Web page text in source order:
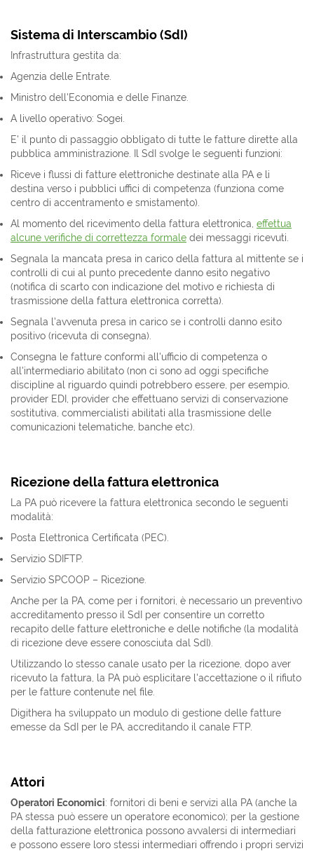
Sistema di Interscambio (SdI)
Infrastruttura gestita da:
Agenzia delle Entrate.
Ministro dell'Economia e delle Finanze.
A livello operativo: Sogei.
E' il punto di passaggio obbligato di tutte le fatture dirette alla
pubblica amministrazione. Il SdI svolge le seguenti funzioni:
Riceve i flussi di fatture elettroniche destinate alla PA e li
destina verso i pubblici uffici di competenza (funziona come
centro di accentramento e smistamento).
Al momento del ricevimento della fattura elettronica, effettua
alcune verifiche di correttezza formale dei messaggi ricevuti.
Segnala la mancata presa in carico della fattura al mittente se i
controlli di cui al punto precedente danno esito negativo
(notifica di scarto con indicazione del motivo e richiesta di
trasmissione della fattura elettronica corretta).
Segnala l'avvenuta presa in carico se i controlli danno esito
positivo (ricevuta di consegna).
Consegna le fatture conformi all'ufficio di competenza o
all'intermediario abilitato (non ci sono ad oggi specifiche
discipline al riguardo quindi potrebbero essere, per esempio,
provider EDI, provider che effettuano servizi di conservazione
sostitutiva, commercialisti abilitati alla trasmissione delle
comunicazioni telematiche, banche etc).
Ricezione della fattura elettronica
La PA può ricevere la fattura elettronica secondo le seguenti
modalità:
Posta Elettronica Certificata (PEC).
Servizio SDIFTP.
Servizio SPCOOP – Ricezione.
Anche per la PA, come per i fornitori, è necessario un preventivo
accreditamento presso il SdI per consentire un corretto
recapito delle fatture elettroniche e delle notifiche (la modalità
di ricezione deve essere conosciuta dal SdI).
Utilizzando lo stesso canale usato per la ricezione, dopo aver
ricevuto la fattura, la PA può esplicitare l'accettazione o il rifiuto
per le fatture contenute nel file.
Digithera ha sviluppato un modulo di gestione delle fatture
emesse da SdI per le PA, accreditando il canale FTP.
Attori
Operatori Economici: fornitori di beni e servizi alla PA (anche la
PA stessa può essere un operatore economico); per la gestione
della fatturazione elettronica possono avvalersi di intermediari
e possono essere loro stessi intermediari offrendo i propri servizi